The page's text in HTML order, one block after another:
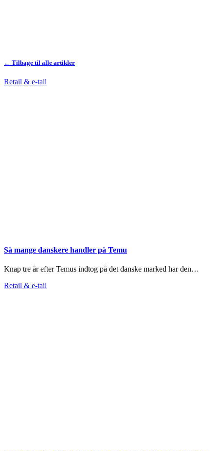
← Tilbage til alle artikler
Retail & e-tail
Så mange danskere handler på Temu
Knap tre år efter Temus indtog på det danske marked har den…
Retail & e-tail